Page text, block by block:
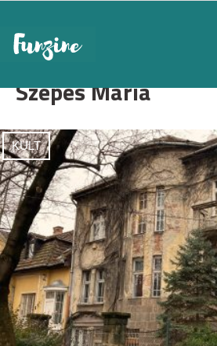
Szepes Mária
KULT